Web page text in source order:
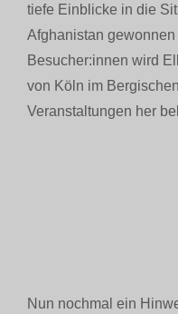
tiefe Einblicke in die
Afghanistan
Besucher:innen wird
von Köln im
Veranstaltungen her
Nun nochmal ein